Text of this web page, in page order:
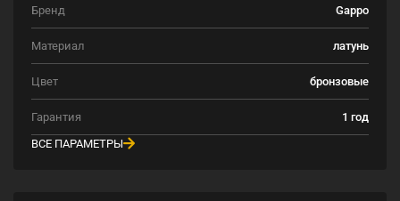
Бренд Gappo
Материал латунь
Цвет бронзовые
Гарантия
1 год
ВСЕ ПАРАМЕТРЫ